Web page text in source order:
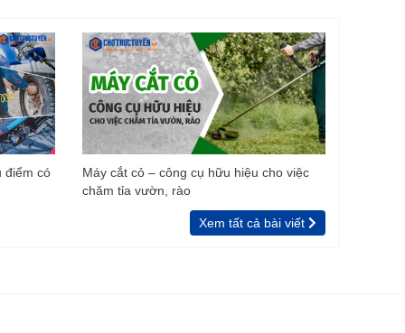
điểm có
Máy cắt cỏ – công cụ hữu hiệu cho việc
chăm tỉa vườn, rào
Xem tất cả bài viết